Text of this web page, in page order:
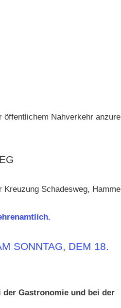
Nahverkehr
Schadesweg,
SONNTAG, DEM 18.
der Gastronomie und bei der